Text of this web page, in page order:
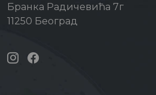
Бранка Радичевића 7г
11250 Београд